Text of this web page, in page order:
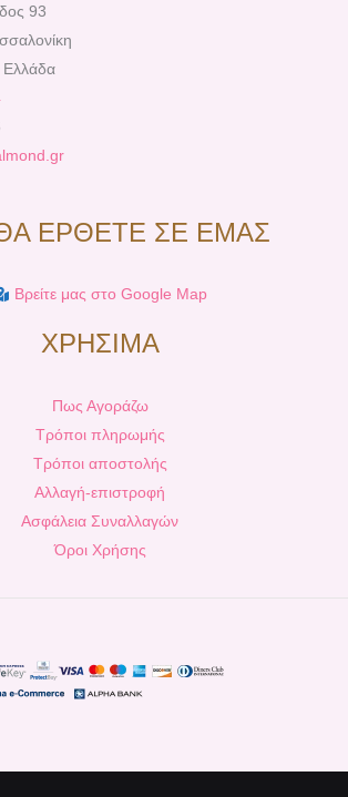
93
ΕΡΘΕΤΕ ΣΕ ΕΜΑΣ
Βρείτε μας στο Google Map
ΧΡΗΣΙΜΑ
Πως Αγοράζω
Τρόποι πληρωμής
Τρόποι αποστολής
Αλλαγή-επιστροφή
Ασφάλεια Συναλλαγών
Όροι Χρήσης